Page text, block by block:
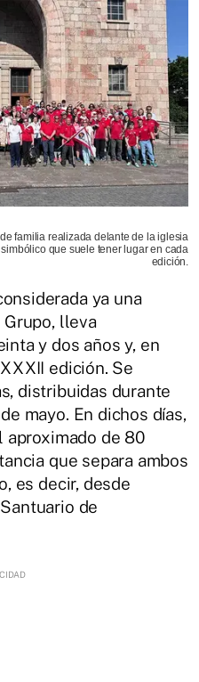
familia realizada delante de la iglesia
que suele tener lugar en cada
edición.
ya una
lleva
y dos años y, en
edición. Se
distribuidas durante
mayo. En dichos días,
aproximado de 80
que separa ambos
es decir, desde
de